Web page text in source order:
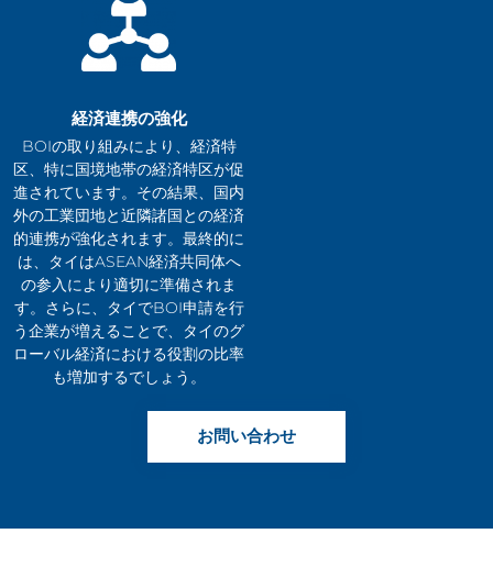
経済連携の強化
BOIの取り組みにより、経済特
区、特に国境地帯の経済特区が促
進されています。その結果、国内
外の工業団地と近隣諸国との経済
的連携が強化されます。最終的に
は、タイはASEAN経済共同体へ
の参入により適切に準備されま
す。さらに、タイでBOI申請を行
う企業が増えることで、タイのグ
ローバル経済における役割の比率
も増加するでしょう。
お問い合わせ